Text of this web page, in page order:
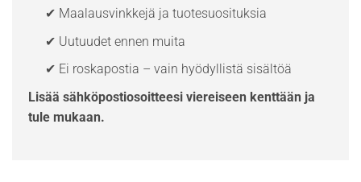
✔ Maalausvinkkejä ja tuotesuosituksia
✔ Uutuudet ennen muita
✔ Ei roskapostia – vain hyödyllistä sisältöä
Lisää sähköpostiosoitteesi viereiseen kenttään ja
tule mukaan.